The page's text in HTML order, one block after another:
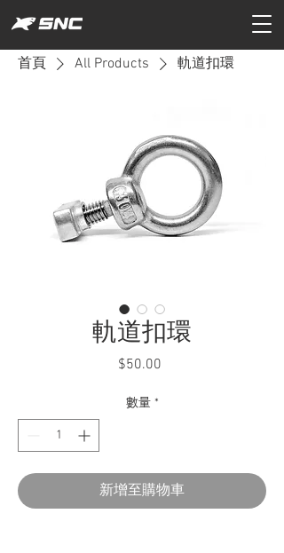
首頁 All Products 軌道扣環
軌道扣環
$50.00
數量 *
新增至購物車